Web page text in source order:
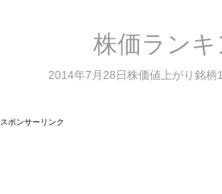
株価ラン
2014年7月28日株価値上がり銘柄
スポンサーリンク